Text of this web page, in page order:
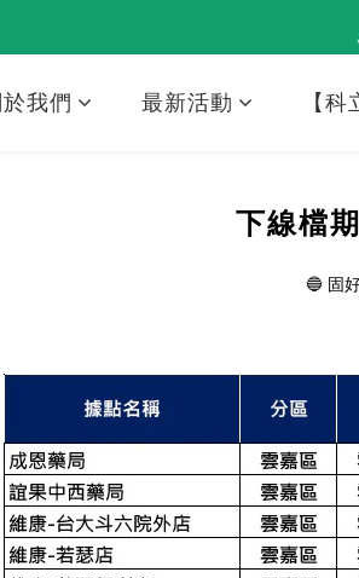
我們 最新活動 【
下線檔
🔵 固